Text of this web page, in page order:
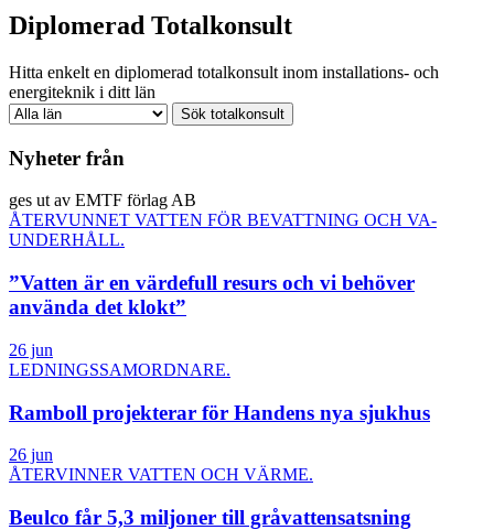
Diplomerad Totalkonsult
Hitta enkelt en diplomerad totalkonsult inom installations- och
energiteknik i ditt län
Nyheter från
ges ut av EMTF förlag AB
ÅTERVUNNET VATTEN FÖR BEVATTNING OCH VA-
UNDERHÅLL.
”Vatten är en värdefull resurs och vi behöver
använda det klokt”
26 jun
LEDNINGSSAMORDNARE.
Ramboll projekterar för Handens nya sjukhus
26 jun
ÅTERVINNER VATTEN OCH VÄRME.
Beulco får 5,3 miljoner till gråvattensatsning